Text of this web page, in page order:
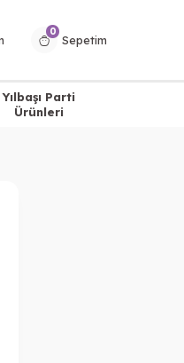
0
Sepetim
Yılbaşı Parti
Ürünleri